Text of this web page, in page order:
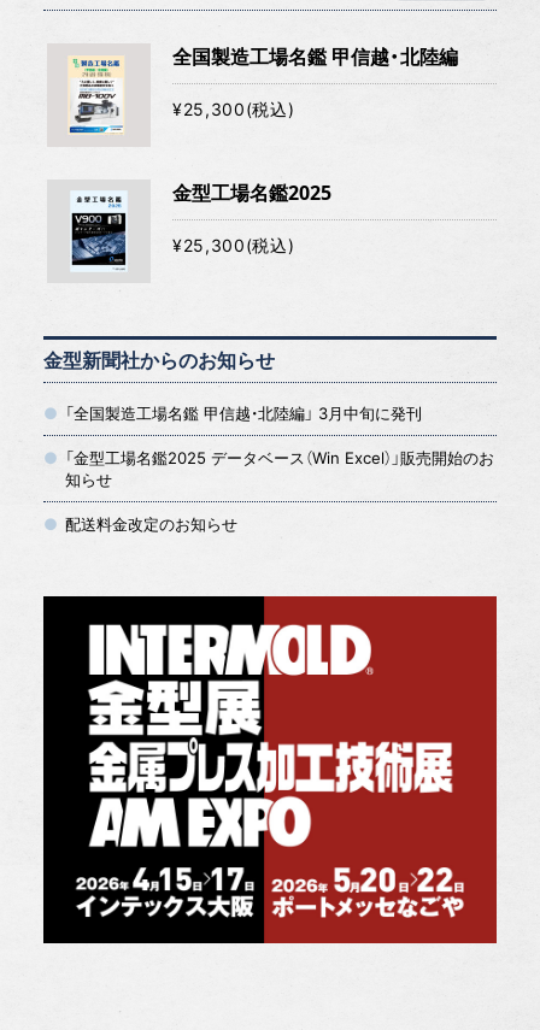
全国製造工場名鑑 甲信越・北陸編
¥25,300(税込)
金型工場名鑑2025
¥25,300(税込)
金型新聞社からのお知らせ
「全国製造工場名鑑 甲信越・北陸編」 3月中旬に発刊
「金型工場名鑑2025 データベース（Win Excel）」販売開始のお
知らせ
配送料金改定のお知らせ